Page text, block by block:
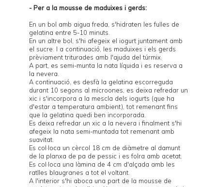
- Per a la mousse de maduixes i gerds:
En un bol amb aigua freda, s'hidraten les fulles de
gelatina entre 5-10 minuts.
En un altre bol, s'hi afegeix el iogurt juntament amb
el sucre. I a continuació, les maduixes i els gerds
prèviament triturades amb l'ajuda del túrmix.
A part, es semi-munta la nata líquida i es reserva a
la nevera.
A continuació, es desfà la gelatina escorreguda
durant 10 segons al microones, es deixa refredar un
xic i s'incorpora a la mescla dels iogurts (que ha
d'estar a temperatura ambient), tot remenant fins
que la gelatina quedi ben incorporada.
Es deixa refredar un xic a la nevera i finalment s'hi
afegeix la nata semi-muntada tot remenant amb
suavitat.
Es col·loca un cèrcol 18 cm de diàmetre al damunt
de la planxa de pa de pessic i es folra amb acetat.
Es col·loca una làmina de 4 cm d'alçada amb les
ratlles blaugranes a tot el voltant.
A l'interior s'hi aboca una part de la mousse de